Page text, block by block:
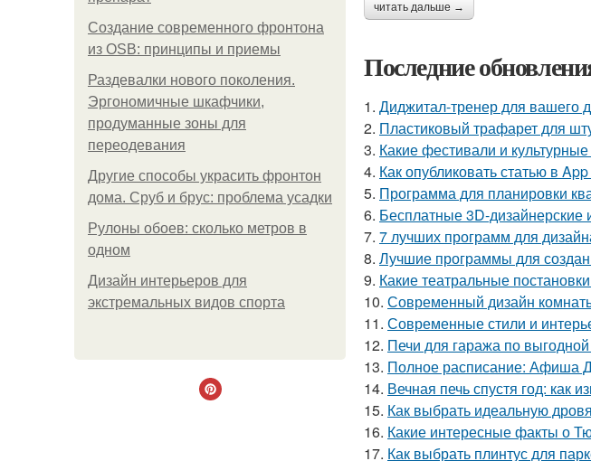
Создание современного фронтона
из OSB: принципы и приемы
Раздевалки нового поколения.
Эргономичные шкафчики,
продуманные зоны для
переодевания
Другие способы украсить фронтон
дома. Сруб и брус: проблема усадки
Рулоны обоев: сколько метров в
одном
Дизайн интерьеров для
экстремальных видов спорта
читать дальше →
Последние
1. Диджитал-тренер для вашего
2. Пластиковый трафарет для
3. Какие фестивали и
4. Как опубликовать статью в
5. Программа для планировки
6. Бесплатные 3D-
7. 7 лучших программ для
8. Лучшие программы для
9. Какие театральные
10. Современный дизайн
11. Современные стили и
12. Печи для гаража по
13. Полное расписание: Афиша
14. Вечная печь спустя год: как
15. Как выбрать идеальную
16. Какие интересные факты о
17. Как выбрать плинтус для